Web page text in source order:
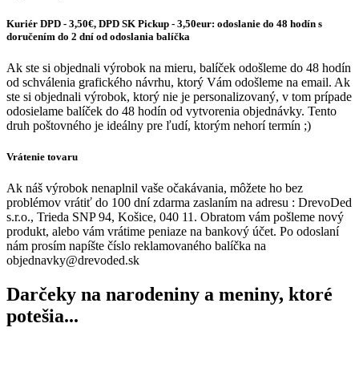
Kuriér DPD - 3,50€, DPD SK Pickup - 3,50eur: odoslanie do 48 hodín s
doručením do 2 dní od odoslania balíčka
Ak ste si objednali výrobok na mieru, balíček odošleme do 48 hodín
od schválenia grafického návrhu, ktorý Vám odošleme na email. Ak
ste si objednali výrobok, ktorý nie je personalizovaný, v tom prípade
odosielame balíček do 48 hodín od vytvorenia objednávky. Tento
druh poštovného je ideálny pre ľudí, ktorým nehorí termín ;)
Vrátenie tovaru
Ak náš výrobok nenaplnil vaše očakávania, môžete ho bez
problémov vrátiť do 100 dní zdarma zaslaním na adresu : DrevoDed
s.r.o., Trieda SNP 94, Košice, 040 11. Obratom vám pošleme nový
produkt, alebo vám vrátime peniaze na bankový účet. Po odoslaní
nám prosím napíšte číslo reklamovaného balíčka na
objednavky@drevoded.sk
Darčeky na narodeniny a meniny, ktoré
potešia...